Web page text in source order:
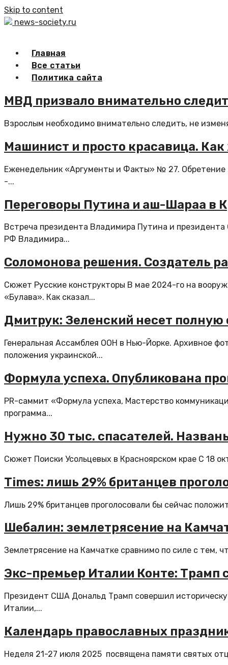
Skip to content
news-society.ru
Главная
Все статьи
Политика сайта
МВД призвало внимательно
Взрослым необходимо внимательно следить, не
Машинист и просто красавица.
Еженедельник «Аргументы и Факты» № 27.
-...
Переговоры Путина и аш-Шараа в
Встреча президента Владимира Путина и
РФ Владимира...
Соломонова решения. Создатель
Сюжет Русские конструкторы В мае 2024-го на
«Булава». Как сказал...
Дмитрук: Зеленский несет полную
Генеральная Ассамблея ООН в Нью-Йорке. Архивное
положения украинской...
Формула успеха. Опубликована
PR-саммит «Формула успеха, Мастерство
программа...
Нужно 30 тыс. спасателей.
Сюжет Поиски Усольцевых в Красноярском крае ​С 18
Times: лишь 29% британцев
Лишь 29% британцев проголосовали бы сейчас
Шебалин: землетрясение на
Землетрясение на Камчатке сравнимо по силе с тем,
Экс-премьер Италии Конте: Трамп
Президент США Дональд Трамп совершил
Италии,...
Календарь православных
Неделя 21-27 июля 2025 посвящена памяти святых